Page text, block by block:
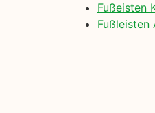
Fußeisten
Fußleisten